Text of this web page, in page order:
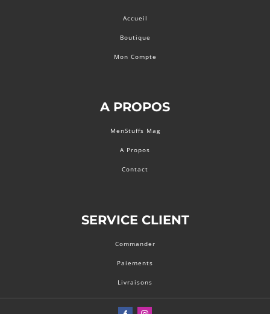
Accueil
Boutique
Mon Compte
A PROPOS
MenStuffs Mag
A Propos
Contact
SERVICE CLIENT
Commander
Paiements
Livraisons